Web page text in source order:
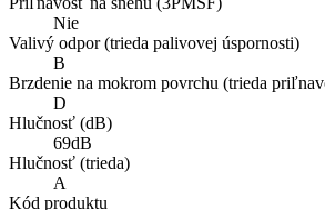
Nie
Valivý odpor (trieda palivovej úspornosti)
B
Brzdenie na mokrom povrchu (trieda
D
Hlučnosť (dB)
69dB
Hlučnosť (trieda)
A
Kód produktu